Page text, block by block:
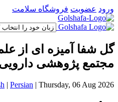
ورود عضویت فروشگاه سلامت
گل شفا آمیزه ای از
مجتمع پژوهشی
| Persian | Thursday, 06 Aug 2026